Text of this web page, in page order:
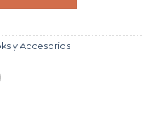
y Accesorios